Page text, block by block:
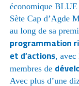
économique
Sète Cap d’Agde
au long de sa
programmation
et d’actions, avec
membres de
Avec plus d’une